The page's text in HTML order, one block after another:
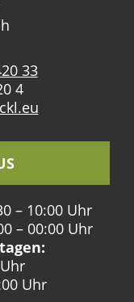
33
4
– 10:00 Uhr
– 00:00 Uhr
Uhr